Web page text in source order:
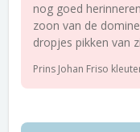
nog goed
zoon van de
dropjes pikken van
Prins Johan Friso